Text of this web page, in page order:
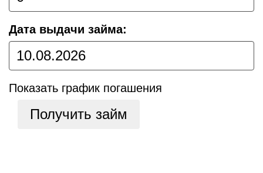
Дата выдачи займа:
Показать график погашения
Получить займ